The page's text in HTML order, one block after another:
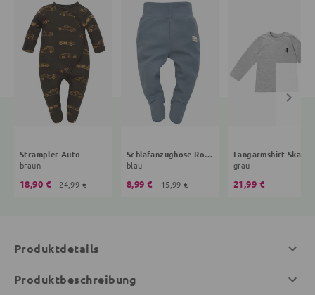
Strampler Auto
braun
18,90 € 24,99 €
Schlafanzughose Roller
blau
8,99 € 15,99 €
Langarmshirt Skater
grau
21,99 €
Produktdetails
Produktbeschreibung